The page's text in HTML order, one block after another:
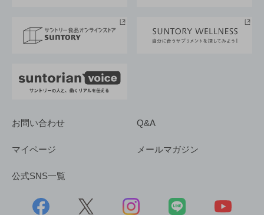
採用情報
お問い合わせ Q&A
マイページ メールマガジン
公式SNS一覧